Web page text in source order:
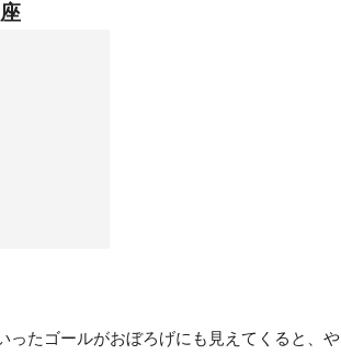
ったゴールがおぼろげにも見えてくると、や